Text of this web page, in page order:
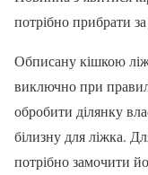
потрібно прибрати
Обписану кішкою
виключно при
обробити ділянку
білизну для ліжка.
потрібно замочити